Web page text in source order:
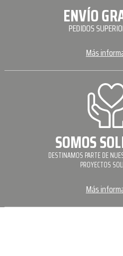
ENVÍO
PEDIDOS
Más
SOMOS
DESTINAMOS PARTE DE
PROYECTOS
Más